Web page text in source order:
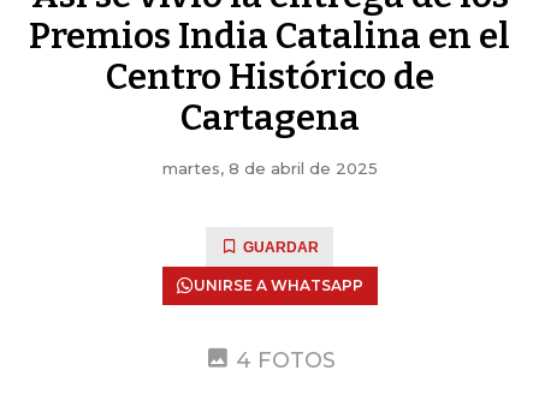
Premios India Catalina en el
Centro Histórico de
Cartagena
martes, 8 de abril de 2025
GUARDAR
UNIRSE A WHATSAPP
4 FOTOS